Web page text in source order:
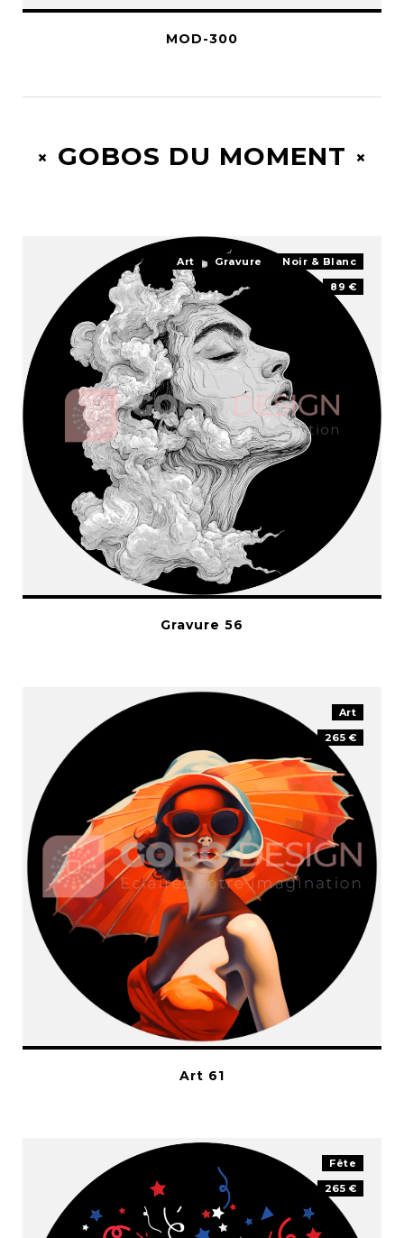
MOD-300
GOBOS DU MOMENT
Art Gravure
Noir & Blanc
89 €
Gravure 56
Art
265 €
Art 61
Fête
265 €